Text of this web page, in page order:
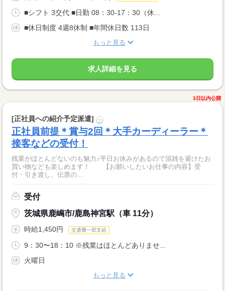
■シフト 3交代 ■日勤 08：30-17：30（休...
■休日制度 4週8休制 ■年間休日数 113日
もっと見る
求人詳細を見る
3日以内公開
[正社員への紹介予定派遣] ?
正社員前提＊賞与2回＊大手カーディーラー＊
接客などの受付！
残業がほとんどないのも魅力♪平日お休みがあるので混雑を避けたお
買い物なども楽しめます！ 【お願いしたいお仕事の内容】受
付・引き渡し、伝票の...
受付
茨城県鹿嶋市/鹿島神宮駅（車 11分）
時給1,450円 交通費一部支給
9：30〜18：10 ※残業はほとんどありませ...
火曜日
もっと見る